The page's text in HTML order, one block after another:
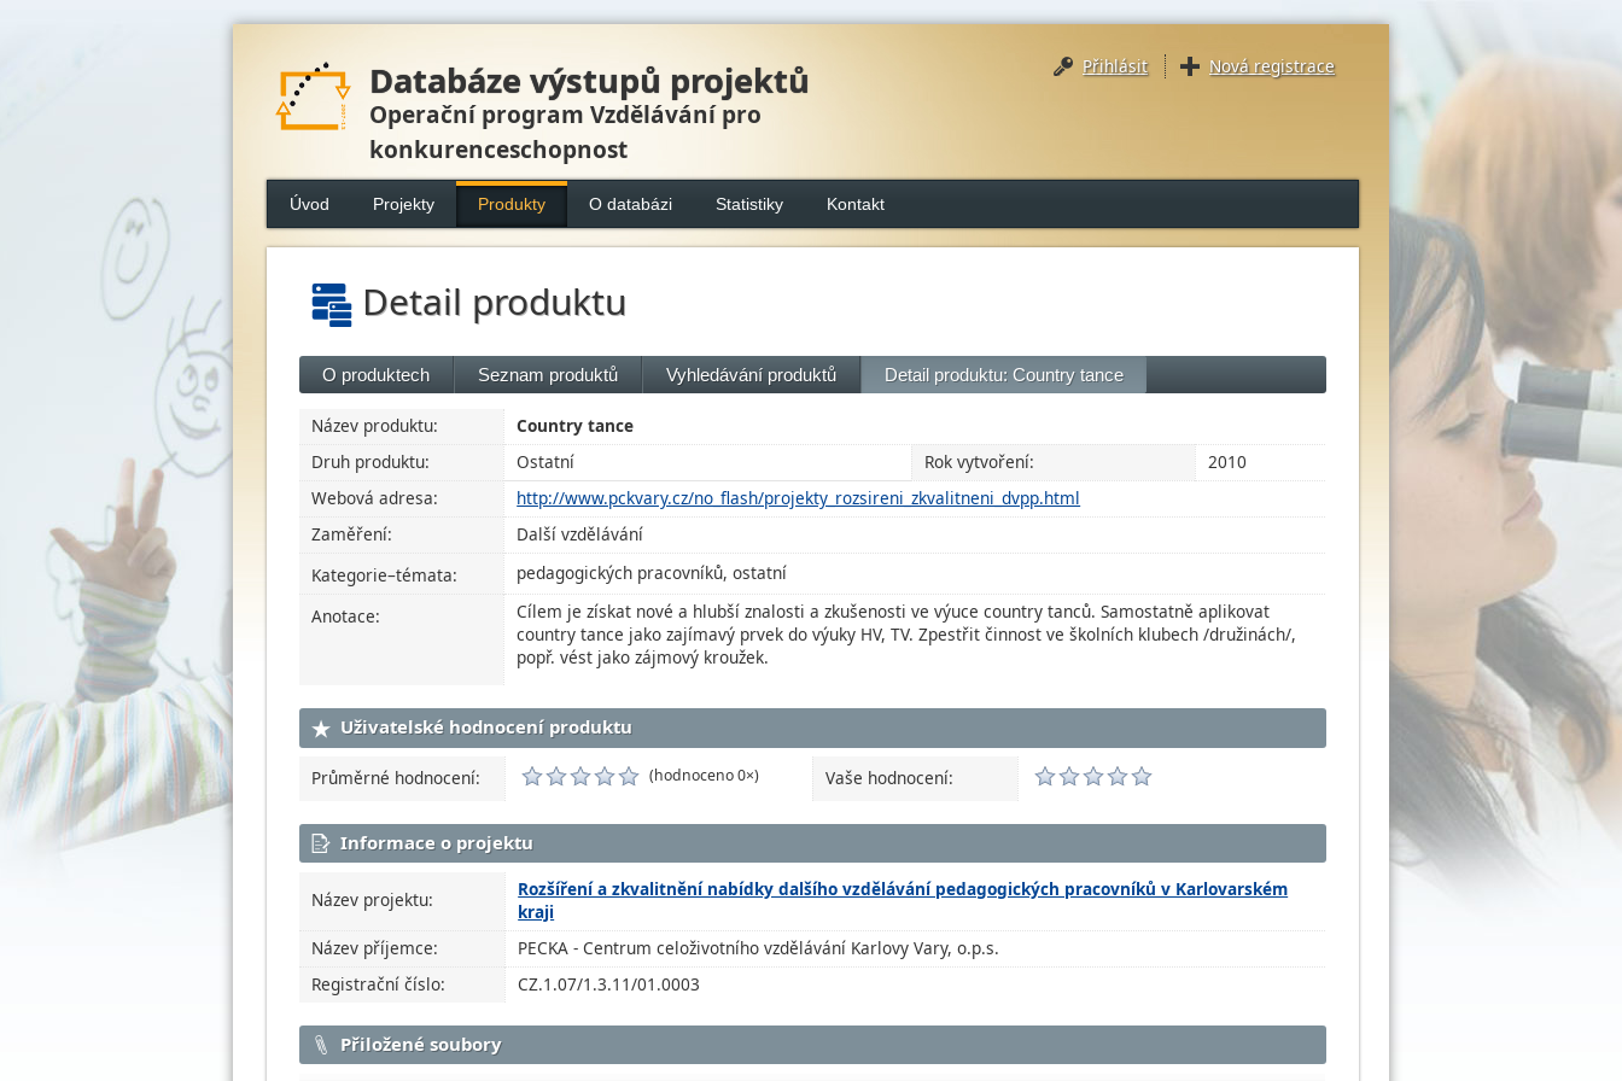
Databáze výstupů projektů
Operační program Vzdělávání pro
konkurenceschopnost
Přihlásit Nová registrace
Úvod Projekty Produkty O databázi Statistiky Kontakt
Detail produktu
O produktech Seznam produktů Vyhledávání produktů Detail produktu: Country tance
Název produktu:
Country tance
Druh produktu:
Ostatní Rok vytvoření:
2010
Webová adresa:
http://www.pckvary.cz/no_flash/projekty_rozsireni_zkvalitneni_dvpp.html
Zaměření:
Další vzdělávání
Kategorie–témata:
pedagogických pracovníků, ostatní
Anotace:
Cílem je získat nové a hlubší znalosti a zkušenosti ve výuce country tanců. Samostatně aplikovat
country tance jako zajímavý prvek do výuky HV, TV. Zpestřit činnost ve školních klubech /družinách/,
popř. vést jako zájmový kroužek.
Uživatelské hodnocení produktu
Průměrné hodnocení: (hodnoceno 0×) Vaše hodnocení:
Informace o projektu
Název projektu:
Rozšíření a zkvalitnění nabídky dalšího vzdělávání pedagogických pracovníků v Karlovarském
kraji
Název příjemce:
PECKA - Centrum celoživotního vzdělávání Karlovy Vary, o.p.s.
Registrační číslo:
CZ.1.07/1.3.11/01.0003
Přiložené soubory